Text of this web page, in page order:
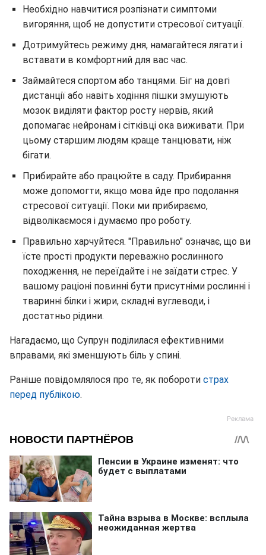
Необхідно навчитися розпізнати симптоми
вигоряння, щоб не допустити стресової ситуації.
Дотримуйтесь режиму дня, намагайтеся лягати і
вставати в комфортний для вас час.
Займайтеся спортом або танцями. Біг на довгі
дистанції або навіть ходіння пішки змушують
мозок виділяти фактор росту нервів, який
допомагає нейронам і сітківці ока виживати. При
цьому старшим людям краще танцювати, ніж
бігати.
Прибирайте або працюйте в саду. Прибирання
може допомогти, якщо мова йде про подолання
стресової ситуації. Поки ми прибираємо,
відволікаємося і думаємо про роботу.
Правильно харчуйтеся. "Правильно" означає, що ви
їсте прості продукти переважно рослинного
походження, не переїдайте і не заїдати стрес. У
вашому раціоні повинні бути присутніми рослинні і
тваринні білки і жири, складні вуглеводи, і
достатньо рідини.
Нагадаємо, що Супрун поділилася ефективними
вправами, які зменшують біль у спині.
Раніше повідомлялося про те, як побороти страх
перед публікою.